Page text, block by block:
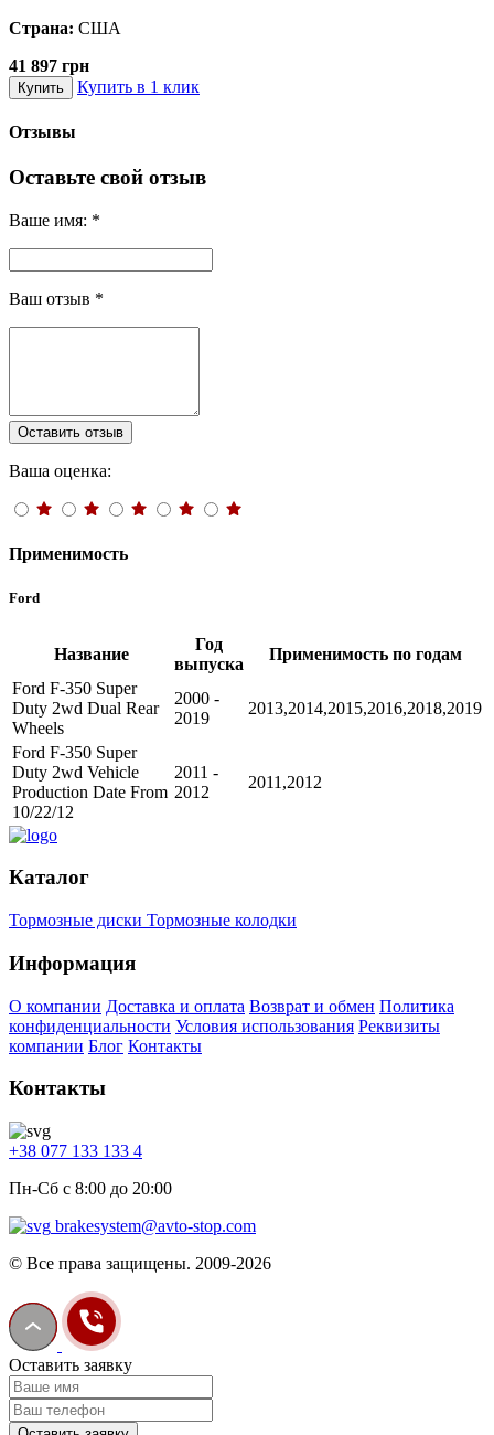
Страна: США
41 897 грн
Купить Купить в 1 клик
Отзывы
Оставьте свой отзыв
Ваше имя: *
Ваш отзыв *
Оставить отзыв
Ваша оценка:
Применимость
Ford
Название
Год
выпуска
Применимость по годам
Ford F-350 Super
Duty 2wd Dual Rear
Wheels
2000 -
2019
2013,2014,2015,2016,2018,2019
Ford F-350 Super
Duty 2wd Vehicle
Production Date From
10/22/12
2011 -
2012
2011,2012
Каталог
Тормозные диски Тормозные колодки
Информация
О компании Доставка и оплата Возврат и обмен Политика
конфиденциальности Условия использования Реквизиты
компании Блог Контакты
Контакты
+38 077 133 133 4
Пн-Сб с 8:00 до 20:00
brakesystem@avto-stop.com
© Все права защищены. 2009-2026
Оставить заявку